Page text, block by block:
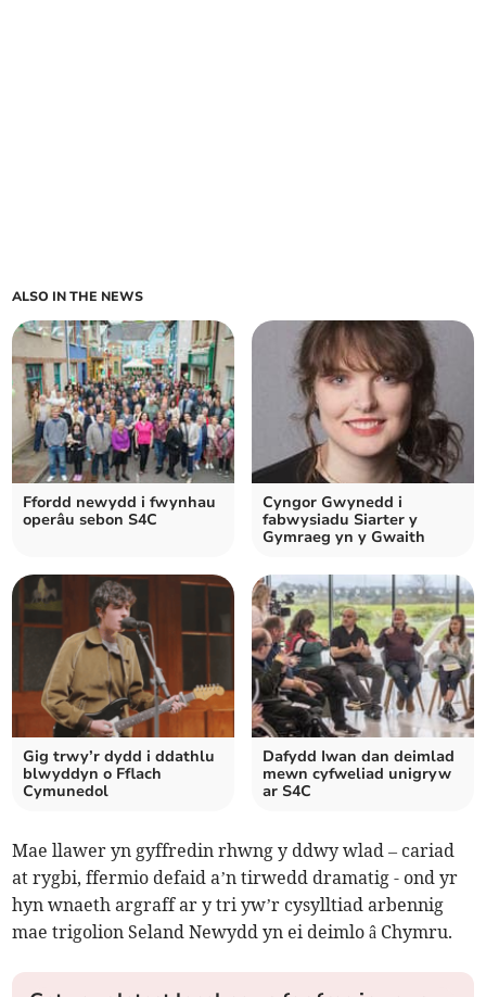
ALSO IN THE NEWS
Ffordd newydd i fwynhau
operâu sebon S4C
Cyngor Gwynedd i
fabwysiadu Siarter y
Gymraeg yn y Gwaith
Gig trwy’r dydd i ddathlu
blwyddyn o Fflach
Cymunedol
Dafydd Iwan dan deimlad
mewn cyfweliad unigryw
ar S4C
Mae llawer yn gyffredin rhwng y ddwy wlad – cariad
at rygbi, ffermio defaid a’n tirwedd dramatig - ond yr
hyn wnaeth argraff ar y tri yw’r cysylltiad arbennig
mae trigolion Seland Newydd yn ei deimlo â Chymru.